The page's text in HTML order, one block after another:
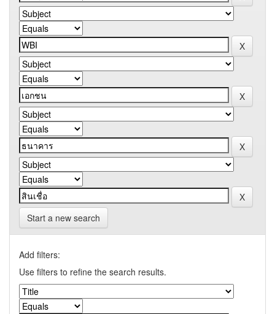
Start a new search
Add filters:
Use filters to refine the search results.